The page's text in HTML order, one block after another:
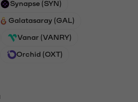
Synapse (SYN)
Galatasaray (GAL)
Vanar (VANRY)
Orchid (OXT)